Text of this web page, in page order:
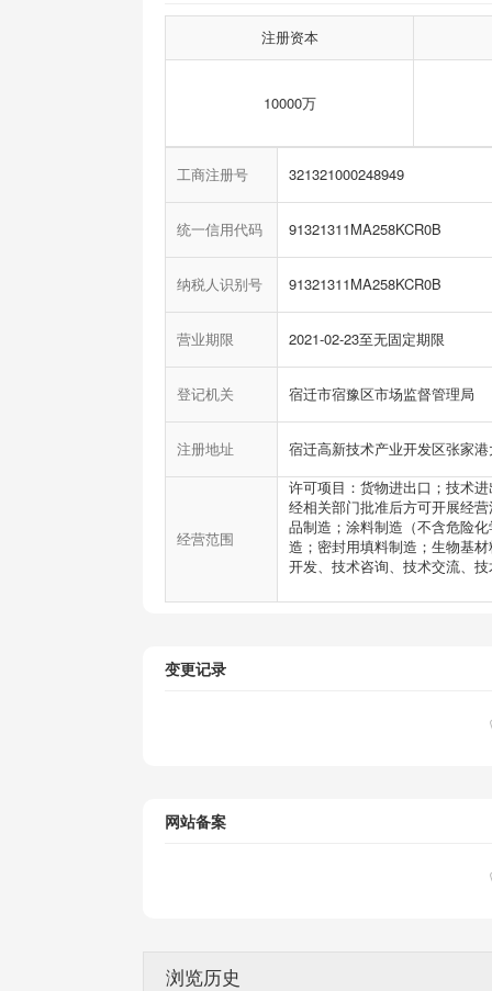
注册资本
10000万
工商注册号 321321000248949
统一信用代码 91321311MA258KCR0B
纳税人识别号 91321311MA258KCR0B
营业期限 2021-02-23至无固定期限
登记机关 宿迁市宿豫区市场监督管理局
注册地址 宿迁高新技术产业开发区张家
经营范围
许可项目：货物进出口；技术
经相关部门批准后方可开展经
品制造；涂料制造（不含危险
造；密封用填料制造；生物基
开发、技术咨询、技术交流、
变更记录
网站备案
浏览历史